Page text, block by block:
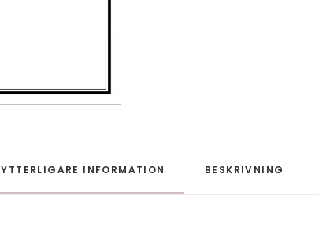
YTTERLIGARE INFORMATION BESKRIVNING